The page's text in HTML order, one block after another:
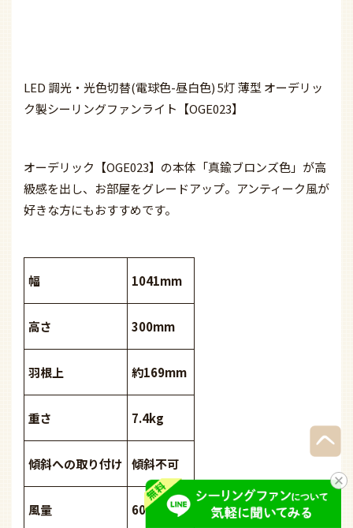
LED 調光・光色切替(電球色-昼白色) 5灯 薄型 オーデリッ
ク製シーリングファンライト【OGE023】
オーデリック【OGE023】の本体「真鍮ブロンズ色」が高
級感を出し、お部屋をグレードアップ。アンティーク風が
好きな方にもおすすめです。
幅 1041mm
高さ 300mm
羽根上 約169mm
重さ 7.4kg
傾斜への取り付け 傾斜不可
風量 60m3/min